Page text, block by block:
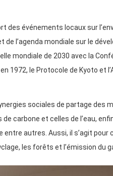
des événements locaux sur
l’agenda mondiale sur le
mondiale de 2030 avec la
1972, le Protocole de Kyoto et
sociales de partage des
carbone et celles de l’eau,
autres. Aussi, il s’agit pour
les forêts et l’émission du